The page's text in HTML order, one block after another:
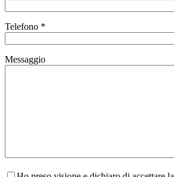
Telefono *
Messaggio